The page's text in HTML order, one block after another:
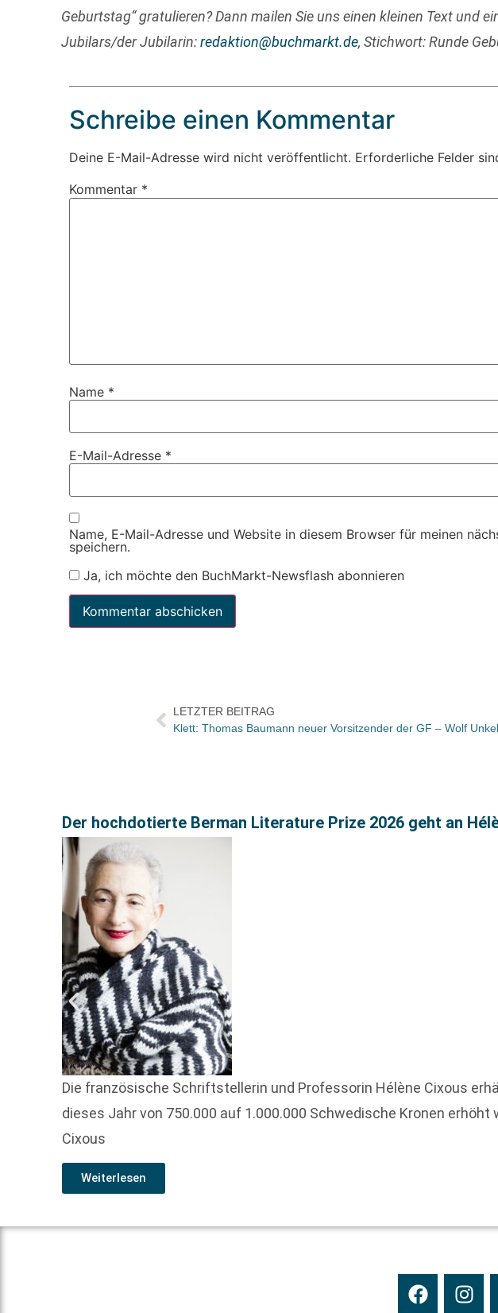
Geburtstag“ gratulieren? Dann mailen Sie uns einen kleinen Text und
Jubilars/der Jubilarin:redaktion@buchmarkt.de, Stichwort: Runde
Schreibe einen Kommentar
Deine E-Mail-Adresse wird nicht veröffentlicht. Erforderliche Felder
Kommentar *
Name *
E-Mail-Adresse *
Name, E-Mail-Adresse und Website in diesem Browser für meinen
speichern.
Ja, ich möchte den BuchMarkt-Newsflash abonnieren
LETZTER BEITRAG
Der hochdotierte Berman Literature Prize 2026 geht an
Die französische Schriftstellerin und Professorin Hélène Cixous
dieses Jahr von 750.000 auf 1.000.000 Schwedische Kronen
Cixous
Weiterlesen